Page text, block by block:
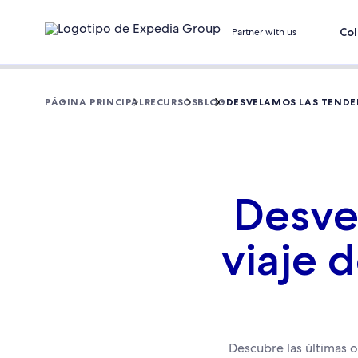
Partner with us
PÁGINA PRINCIPALRECURSOSBLOG DESVELAMOS LAS
viaje
Descubre las últimas